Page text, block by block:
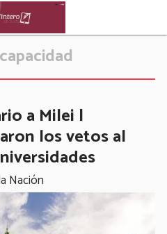
a Milei |
los vetos al
Nación